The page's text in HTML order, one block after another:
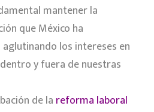
mantener la
que México ha
los intereses en
y fuera de nuestras
de la reforma laboral